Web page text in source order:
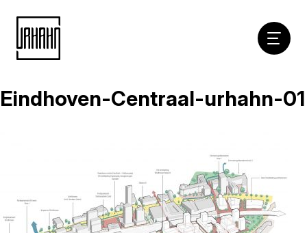
Naar
Eindhoven-Centraal-urhahn-01